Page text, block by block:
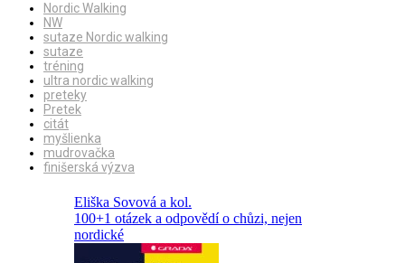
Nordic Walking
NW
sutaze Nordic walking
sutaze
tréning
ultra nordic walking
preteky
Pretek
citát
myšlienka
mudrovačka
finišerská výzva